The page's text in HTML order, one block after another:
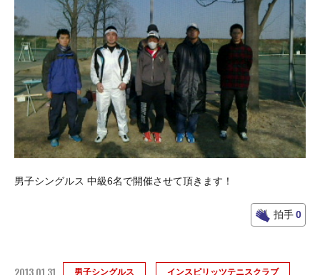
男子シングルス 中級6名で開催させて頂きます！
拍手0
2013.01.31 男子シングルス インスピリッツテニスクラブ